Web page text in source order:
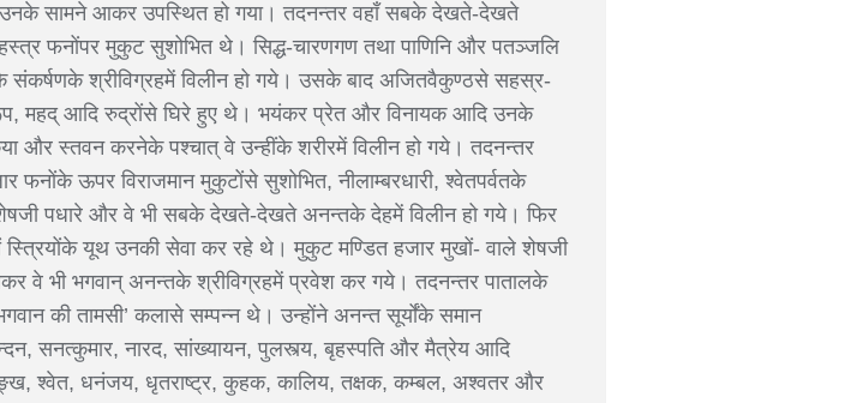
उनके सामने आकर उपस्थित हो गया। तदनन्तर वहाँ सबके देखते-देखते
फनोंपर मुकुट सुशोभित थे। सिद्ध-चारणगण तथा पाणिनि और पतञ्जलि
श्रीविग्रहमें विलीन हो गये। उसके बाद अजितवैकुण्ठसे सहस्र-
महद् आदि रुद्रोंसे घिरे हुए थे। भयंकर प्रेत और विनायक आदि उनके
स्तवन करनेके पश्चात् वे उन्हींके शरीरमें विलीन हो गये। तदनन्तर
फनोंके ऊपर विराजमान मुकुटोंसे सुशोभित, नीलाम्बरधारी, श्वेतपर्वतके
पधारे और वे भी सबके देखते-देखते अनन्तके देहमें विलीन हो गये। फिर
स्त्रियोंके यूथ उनकी सेवा कर रहे थे। मुकुट मण्डित हजार मुखों- वाले शेषजी
वे भी भगवान् अनन्तके श्रीविग्रहमें प्रवेश कर गये। तदनन्तर पातालके
की तामसी’ कलासे सम्पन्न थे। उन्होंने अनन्त सूर्योंके समान
सनत्कुमार, नारद, सांख्यायन, पुलस्त्य, बृहस्पति और मैत्रेय आदि
श्वेत, धनंजय, धृतराष्ट्र, कुहक, कालिय, तक्षक, कम्बल, अश्वतर और